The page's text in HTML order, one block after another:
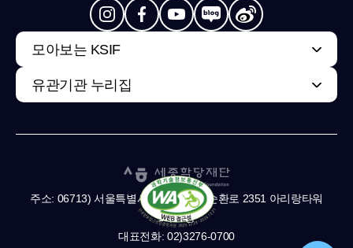
모아보는 KSIF
유관기관 누리집
주소: 06713) 서울특별시 서초구 남부순환로 2351 아리랑타워
11,13층
대표전화: 02)3276-0700